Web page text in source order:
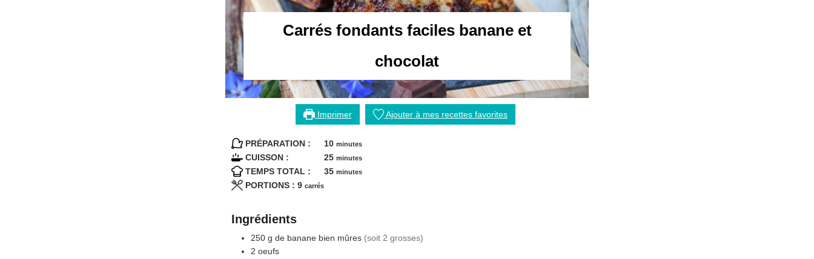
Carrés fondants faciles banane et
chocolat
Imprimer Ajouter à mes recettes favorites
PRÉPARATION : 10minutes
minutes
CUISSON : 25minutes
minutes
TEMPS TOTAL : 35minutes
minutes
PORTIONS : 9 carrés
Ingrédients
250 g de banane bien mûres (soit 2 grosses)
2 oeufs